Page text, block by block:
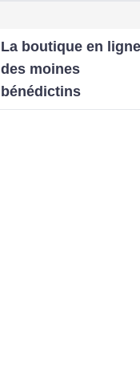
La boutique en ligne
des moines
bénédictins